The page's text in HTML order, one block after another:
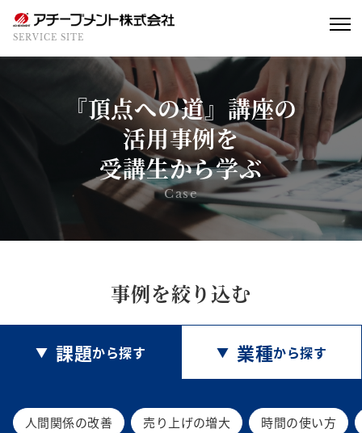
SERVICE SITE
『頂点への道』講座の
活用事例を
受講生から学ぶ
Case
事例を絞り込む
課題から探す 業種から探す
人間関係の改善 売り上げの増大 時間の使い方